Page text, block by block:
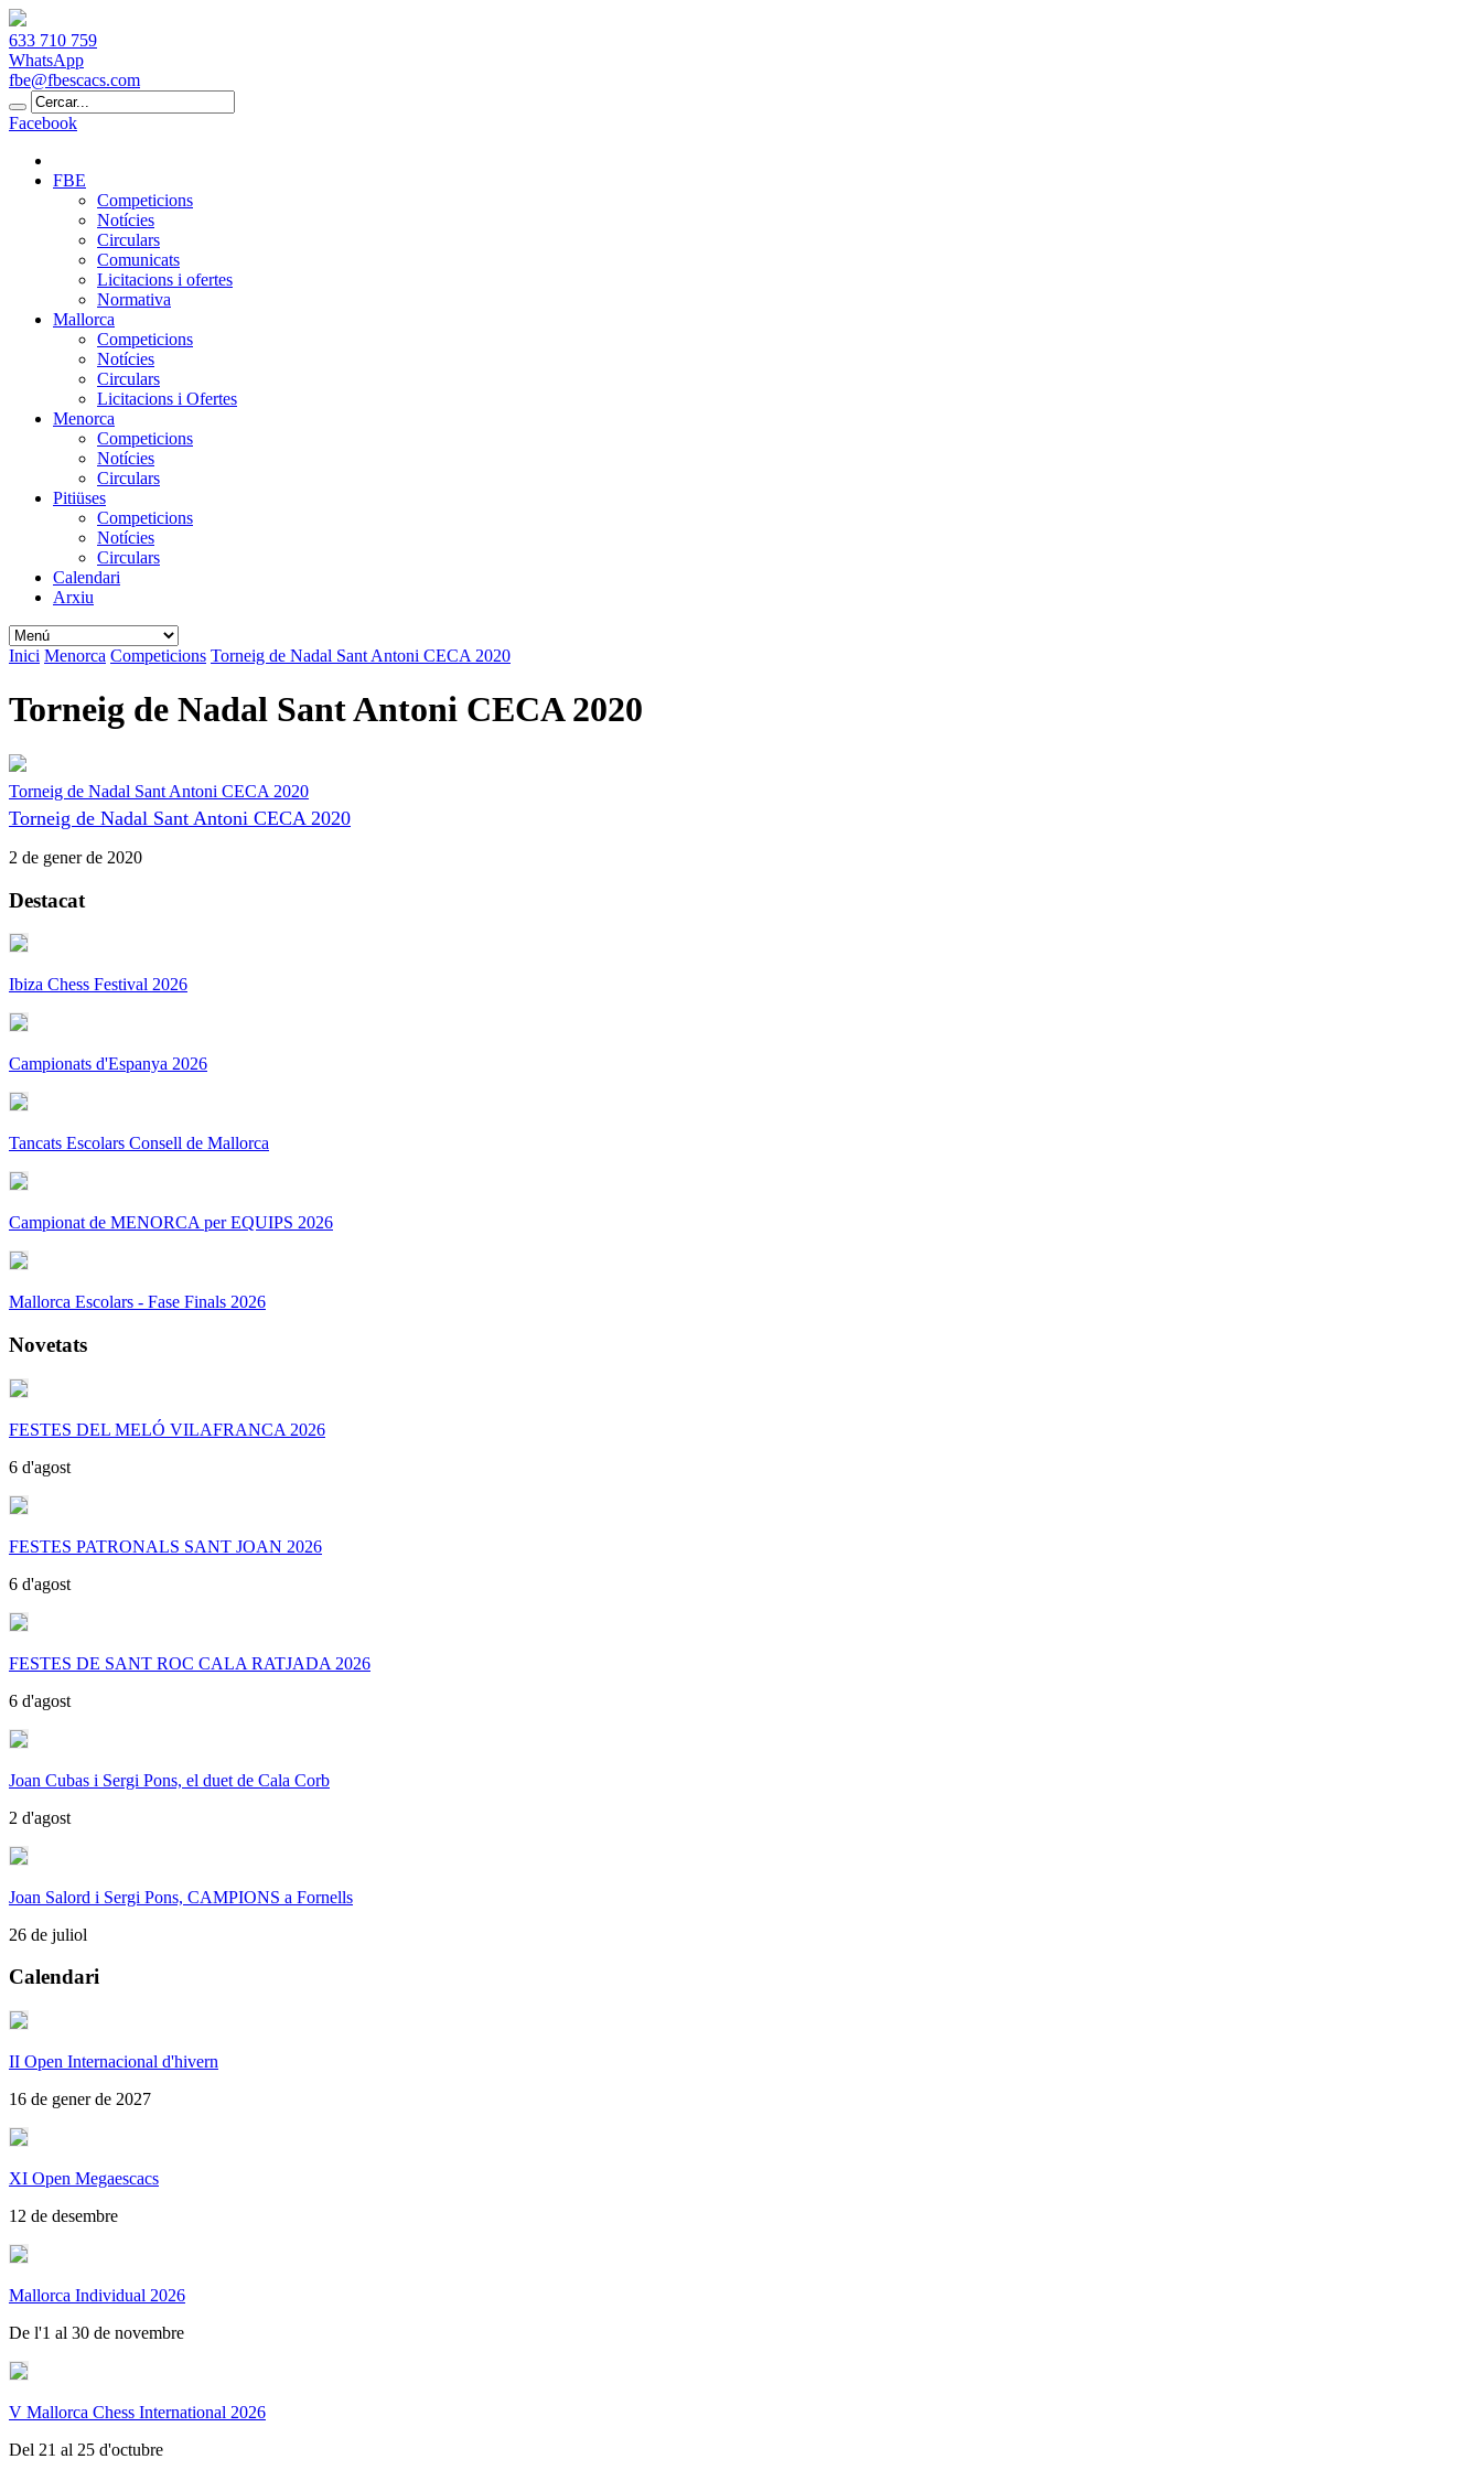
633 710 759
WhatsApp
fbe@fbescacs.com
Facebook
FBE
Competicions
Notícies
Circulars
Comunicats
Licitacions i ofertes
Normativa
Mallorca
Competicions
Notícies
Circulars
Licitacions i Ofertes
Menorca
Competicions
Notícies
Circulars
Pitiüses
Competicions
Notícies
Circulars
Calendari
Arxiu
Inici Menorca Competicions Torneig de Nadal Sant Antoni CECA 2020
Torneig de Nadal Sant Antoni CECA 2020
Torneig de Nadal Sant Antoni CECA 2020
Torneig de Nadal Sant Antoni CECA 2020
2 de gener de 2020
Destacat
Ibiza Chess Festival 2026
Campionats d'Espanya 2026
Tancats Escolars Consell de Mallorca
Campionat de MENORCA per EQUIPS 2026
Mallorca Escolars - Fase Finals 2026
Novetats
FESTES DEL MELÓ VILAFRANCA 2026
6 d'agost
FESTES PATRONALS SANT JOAN 2026
6 d'agost
FESTES DE SANT ROC CALA RATJADA 2026
6 d'agost
Joan Cubas i Sergi Pons, el duet de Cala Corb
2 d'agost
Joan Salord i Sergi Pons, CAMPIONS a Fornells
26 de juliol
Calendari
II Open Internacional d'hivern
16 de gener de 2027
XI Open Megaescacs
12 de desembre
Mallorca Individual 2026
De l'1 al 30 de novembre
V Mallorca Chess International 2026
Del 21 al 25 d'octubre